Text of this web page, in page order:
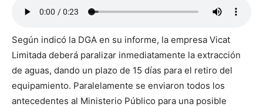
Según indicó la DGA en su informe, la empresa Vicat
Limitada deberá paralizar inmediatamente la extracción
de aguas, dando un plazo de 15 días para el retiro del
equipamiento. Paralelamente se enviaron todos los
antecedentes al Ministerio Público para una posible